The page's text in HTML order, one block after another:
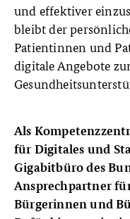
und effektiver
bleibt der
Patientinnen und
digitale Angebote
Als
für Digitales und
Gigabitbüro des
Ansprechpartner
Bürgerinnen und